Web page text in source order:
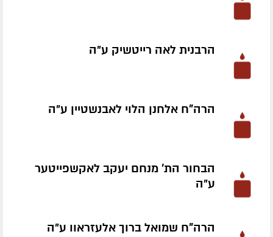
הרבנית לאה רייטשיק ע״ה
הרה"ח אלחנן הלוי לאבנשטיין ע״ה
הבחור הת' מנחם יעקב לאקשפייטער
ע״ה
הרה"ח שמואל ברוך אלעזראוו ע״ה